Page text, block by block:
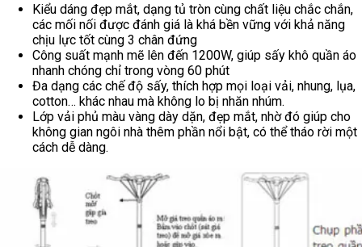
MS004
Cấu tạo của Nonan MS004 cũng giống như các dòng máy dạng
tròn khác hiện nay, cấu tạo bao gồm:
1 bộ khung được làm bằng chất liệu thép không gỉ và nhựa
cao cấp.
1 bộ tạo nhiệt.
1 vải bạt đi kèm chịu nhiệt với độ đàn hồi tốt.